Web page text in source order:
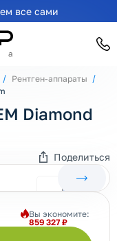
все сами
Рентген-аппараты
Diamond
Поделиться
Вы экономите:
859 327 ₽